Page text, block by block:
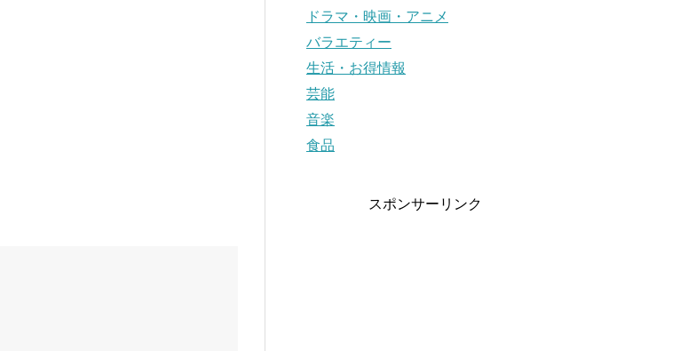
ドラマ・映画・アニメ
バラエティー
生活・お得情報
芸能
音楽
食品
スポンサーリンク